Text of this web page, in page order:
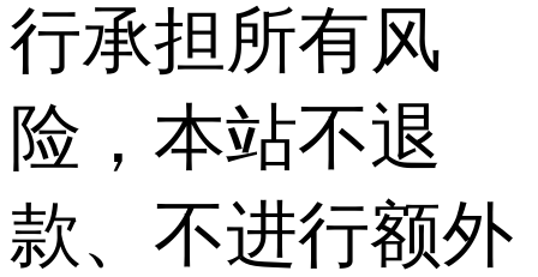
行承担所有风
险，本站不退
款、不进行额外